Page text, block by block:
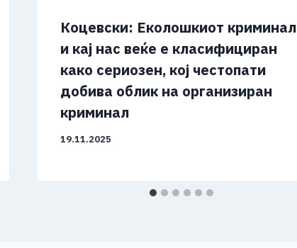
Коцевски: Еколошкиот криминал
и кај нас веќе е класифициран
како сериозен, кој честопати
добива облик на организиран
криминал
19.11.2025